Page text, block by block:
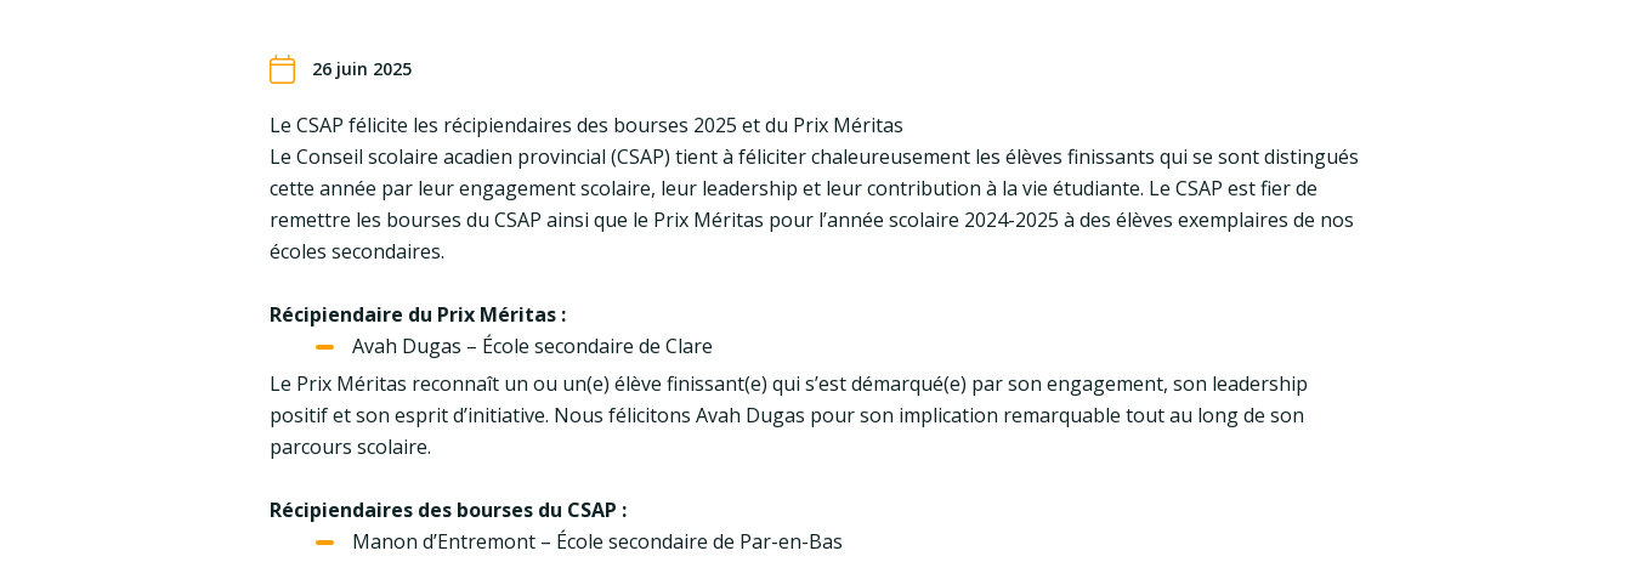
26 juin 2025
Le CSAP félicite les récipiendaires des bourses 2025 et du Prix Méritas
Le Conseil scolaire acadien provincial (CSAP) tient à féliciter chaleureusement les élèves finissants qui se sont distingués
cette année par leur engagement scolaire, leur leadership et leur contribution à la vie étudiante. Le CSAP est fier de
remettre les bourses du CSAP ainsi que le Prix Méritas pour l’année scolaire 2024-2025 à des élèves exemplaires de nos
écoles secondaires.
Récipiendaire du Prix Méritas :
Avah Dugas – École secondaire de Clare
Le Prix Méritas reconnaît un ou un(e) élève finissant(e) qui s’est démarqué(e) par son engagement, son leadership
positif et son esprit d’initiative. Nous félicitons Avah Dugas pour son implication remarquable tout au long de son
parcours scolaire.
Récipiendaires des bourses du CSAP :
Manon d’Entremont – École secondaire de Par-en-Bas